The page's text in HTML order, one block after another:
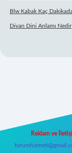
Blw Kabak Kaç
Divan Dini Anlamı Nedir
Reklam ve